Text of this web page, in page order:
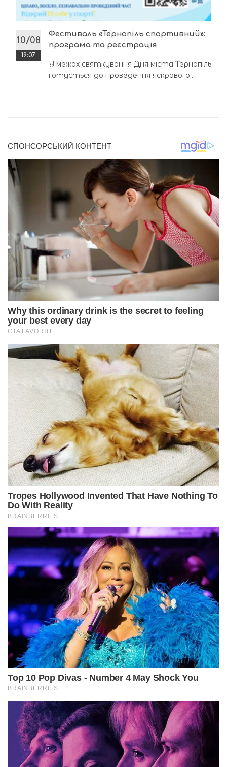
10/08
19:07
Фестиваль «Тернопіль спортивний»:
програма та реєстрація
У межах святкування Дня міста Тернопіль
готується до проведення яскравого...